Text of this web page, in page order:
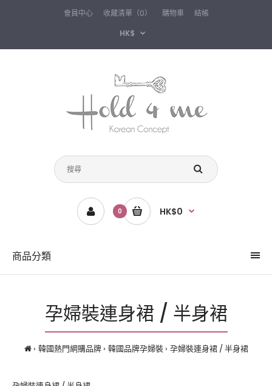
會員中心 收藏清單（0） 購物車
結帳
HK$
0 HK$0
商品分類
孕婦裝連身裙 / 半身裙
韓國熱門網購品牌 韓國品牌孕婦裝 孕婦裝連身裙 / 半身裙